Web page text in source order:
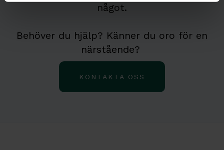
något.
Behöver du hjälp? Känner du oro för en
närstående?
KONTAKTA OSS